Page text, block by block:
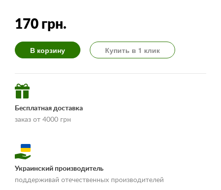
170 грн.
В корзину Купить в 1 клик
Бесплатная доставка
заказ от 4000 грн
доставки и оплаты»
Украинский производитель
поддерживай отечественных производителей